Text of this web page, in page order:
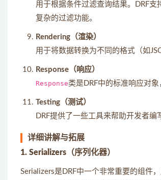
用于根据条件过滤查询结果。DRF
复杂的过滤功能。
Rendering（渲染）
用于将数据转换为不同的格式（如
Response（响应）
Response类是DRF中的标准响应对
Testing（测试）
DRF提供了一些工具来帮助开发者编
详细讲解与拓展
1. Serializers（序列化器）
Serializers是DRF中一个非常重要的组件